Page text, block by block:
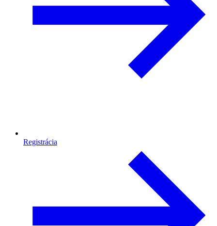
Registrácia